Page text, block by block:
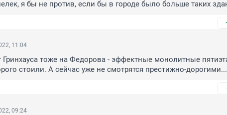
я бы не против, если бы в городе было больше таких
11:04
Гринхауса тоже на Федорова - эффектные монолитные
стоили. А сейчас уже не смотрятся престижно-
09:24